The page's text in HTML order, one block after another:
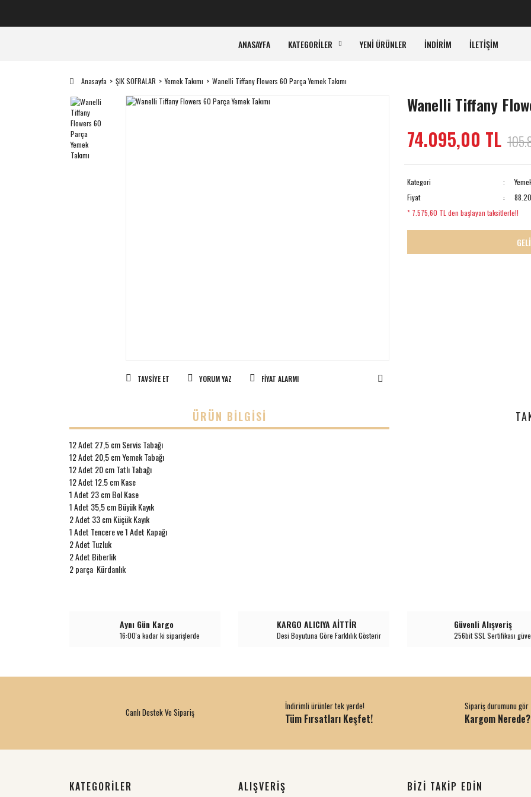
ANASAYFA KATEGORİLER YENİ ÜRÜNLER İNDİRİM İLETİŞİM
Anasayfa ŞIK SOFRALAR Yemek Takımı Wanelli Tiffany Flowers 60 Parça Yemek Takımı
TAVSIYE ET YORUM YAZ FIYAT ALARMI
Wanelli Tiffany
74.095,00 TL
Kategori
Fiyat
* 7.575,60 TL den başlayan taksitlerle!!
ÜRÜN BILGISI
12 Adet 27,5 cm Servis Tabağı
12 Adet 20,5 cm Yemek Tabağı
12 Adet 20 cm Tatlı Tabağı
12 Adet 12.5 cm Kase
1 Adet 23 cm Bol Kase
1 Adet 35,5 cm Büyük Kayık
2 Adet 33 cm Küçük Kayık
1 Adet Tencere ve 1 Adet Kapağı
2 Adet Tuzluk
2 Adet Biberlik
2 parça Kürdanlık
Aynı Gün Kargo
16:00'a kadar ki siparişlerde
KARGO ALICIYA AİTTİR
Desi Boyutuna Göre Farklılık Gösterir
Güvenli Alışveriş
256bit SSL Sertifikası
Canlı Destek Ve Sipariş
İndirimli ürünler tek yerde!
Tüm Fırsatları Keşfet!
Sipariş durumunu gör
Kargom Nerede?
KATEGORİLER ALIŞVERİŞ BİZİ TAKİP EDİN